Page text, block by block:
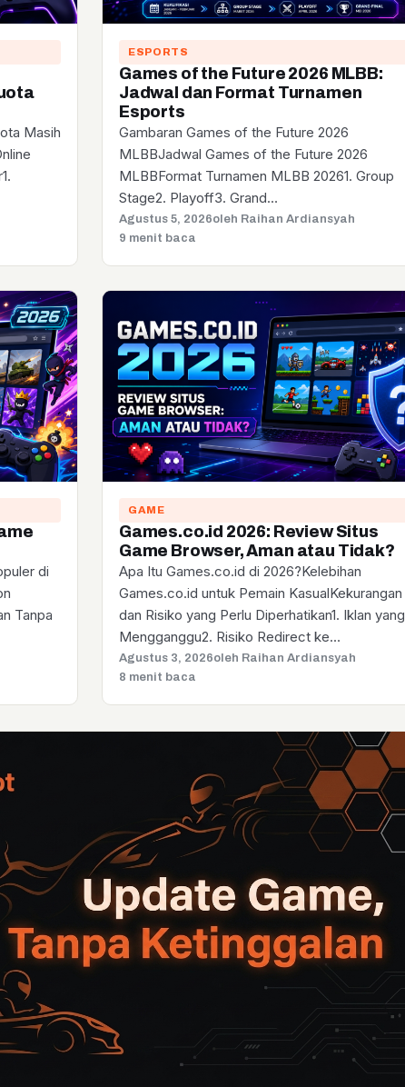
Masih
ESPORTS
Games of the Future 2026 MLBB:
Jadwal dan Format Turnamen
Esports
Gambaran Games of the Future 2026
MLBBJadwal Games of the Future 2026
MLBBFormat Turnamen MLBB 20261. Group
Stage2. Playoff3. Grand…
Agustus 5, 2026oleh Raihan Ardiansyah
9 menit baca
di
Tanpa
GAME
Games.co.id 2026: Review Situs
Game Browser, Aman atau Tidak?
Apa Itu Games.co.id di 2026?Kelebihan
Games.co.id untuk Pemain KasualKekurangan
dan Risiko yang Perlu Diperhatikan1. Iklan yang
Mengganggu2. Risiko Redirect ke…
Agustus 3, 2026oleh Raihan Ardiansyah
8 menit baca